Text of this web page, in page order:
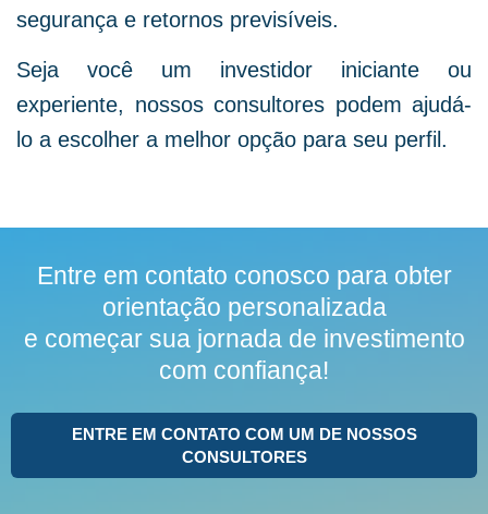
segurança e retornos previsíveis.
Seja você um investidor iniciante ou
experiente, nossos consultores podem ajudá-
lo a escolher a melhor opção para seu perfil.
Entre em contato conosco para obter
orientação personalizada
e começar sua jornada de investimento
com confiança!
ENTRE EM CONTATO COM UM DE NOSSOS
CONSULTORES